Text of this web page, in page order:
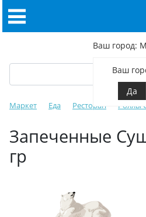
Ваш город:
Ваш
Да
Маркет Еда Ресторан Роллы
Запеченные
гр